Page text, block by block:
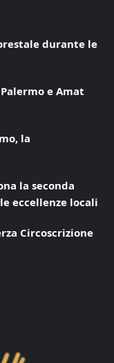
durante le
e Amat
la
la seconda
eccellenze locali
Circoscrizione